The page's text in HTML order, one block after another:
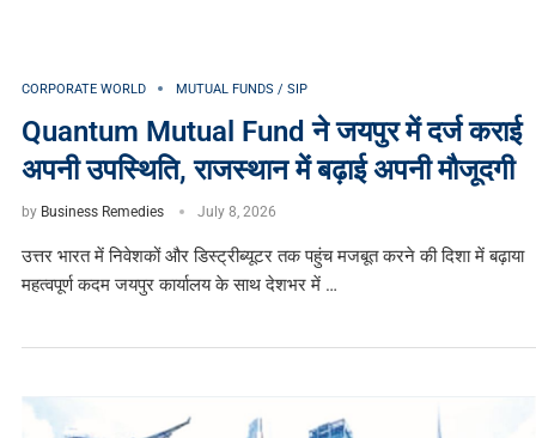
CORPORATE WORLD MUTUAL FUNDS / SIP
Quantum Mutual Fund ने जयपुर में दर्ज कराई
अपनी उपस्थिति, राजस्थान में बढ़ाई अपनी मौजूदगी
by Business Remedies July 8, 2026
उत्तर भारत में निवेशकों और डिस्ट्रीब्यूटर तक पहुंच मजबूत करने की दिशा में बढ़ाया
महत्वपूर्ण कदम जयपुर कार्यालय के साथ देशभर में …